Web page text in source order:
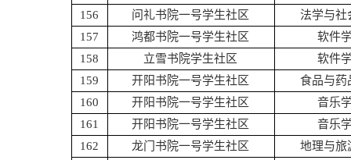
156
问礼书院一号学生社区
法学与社
157
鸿都书院一号学生社区
软件
158
立雪书院学生社区
软件
159
开阳书院一号学生社区
食品与药
160
开阳书院一号学生社区
音乐
161
开阳书院一号学生社区
音乐
162
龙门书院一号学生社区
地理与旅